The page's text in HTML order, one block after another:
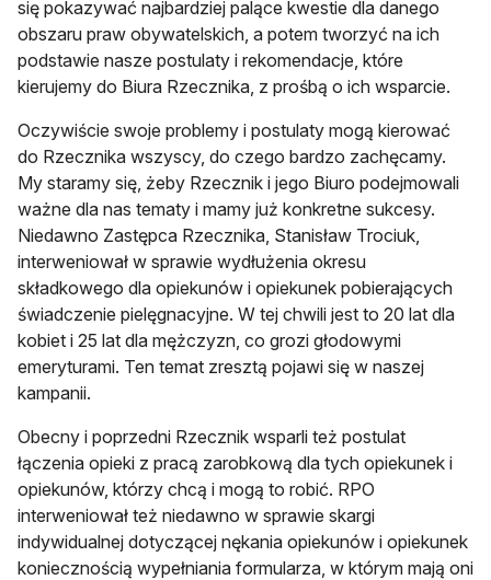
się pokazywać najbardziej palące kwestie dla danego
obszaru praw obywatelskich, a potem tworzyć na ich
podstawie nasze postulaty i rekomendacje, które
kierujemy do Biura Rzecznika, z prośbą o ich wsparcie.
Oczywiście swoje problemy i postulaty mogą kierować
do Rzecznika wszyscy, do czego bardzo zachęcamy.
My staramy się, żeby Rzecznik i jego Biuro podejmowali
ważne dla nas tematy i mamy już konkretne sukcesy.
Niedawno Zastępca Rzecznika, Stanisław Trociuk,
interweniował w sprawie wydłużenia okresu
składkowego dla opiekunów i opiekunek pobierających
świadczenie pielęgnacyjne. W tej chwili jest to 20 lat dla
kobiet i 25 lat dla mężczyzn, co grozi głodowymi
emeryturami. Ten temat zresztą pojawi się w naszej
kampanii.
Obecny i poprzedni Rzecznik wsparli też postulat
łączenia opieki z pracą zarobkową dla tych opiekunek i
opiekunów, którzy chcą i mogą to robić. RPO
interweniował też niedawno w sprawie skargi
indywidualnej dotyczącej nękania opiekunów i opiekunek
koniecznością wypełniania formularza, w którym mają oni